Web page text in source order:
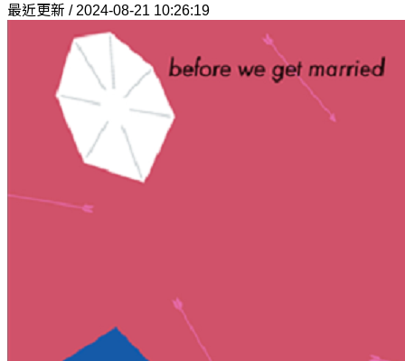
最近更新 / 2024-08-21 10:26:19